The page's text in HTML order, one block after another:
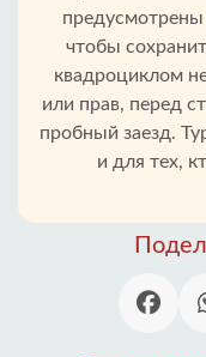
чтобы
квадроциклом
или прав, перед
пробный заезд.
и для тех,